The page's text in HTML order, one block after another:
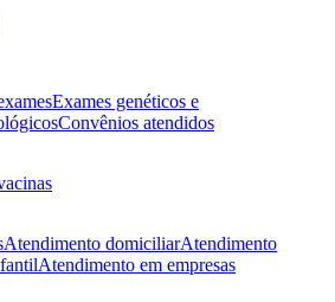
Exames genéticos e
Convênios atendidos
Atendimento domiciliarAtendimento
Atendimento em empresas